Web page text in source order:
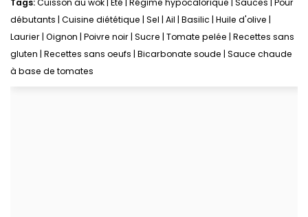
Tags:Cuisson au wok Été Régime hypocalorique Sauces Pour
débutants Cuisine diététique Sel Ail Basilic Huile d'olive
Laurier Oignon Poivre noir Sucre Tomate pelée Recettes sans
gluten Recettes sans oeufs Bicarbonate soude Sauce chaude
à base de tomates